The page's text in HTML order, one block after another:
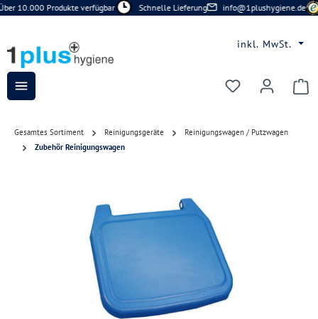
Zum Hauptinhalt springen
10.000 Produkte verfügbar Schnelle Lieferung info@1plushygiene.de
inkl. MwSt.
Du hast 0
Gesamtes Sortiment Reinigungsgeräte
Reinigungswagen / Putzwagen
Zubehör Reinigungswagen